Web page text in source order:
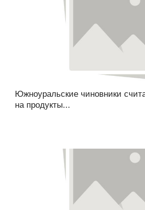
Южноуральские чиновники
на продукты...